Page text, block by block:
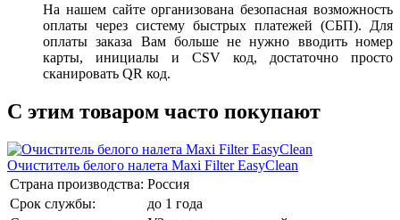
На нашем сайте организована безопасная возможность
оплаты через систему быстрых платежей (СБП). Для
оплаты заказа Вам больше не нужно вводить номер
карты, инициалы и CSV код, достаточно просто
сканировать QR код.
C этим товаром часто покупают
Очиститель белого налета Maxi Filter EasyClean
Страна производства: Россия
Срок службы:
до 1 года